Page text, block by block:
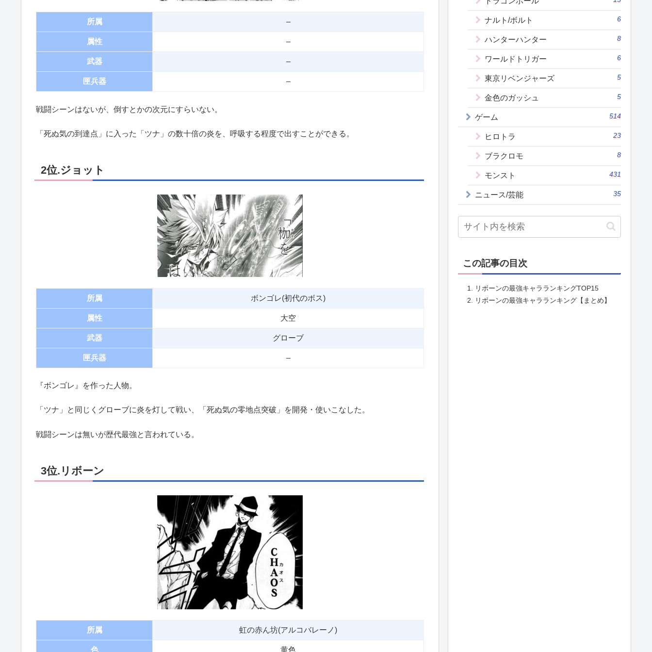
所属 –
属性 –
武器 –
匣兵器 –
戦闘シーンはないが、倒すとかの次元にすらいない。
「死ぬ気の到達点」に入った「ツナ」の数十倍の炎を、呼吸する程度で出すことができる。
2位.ジョット
所属 ボンゴレ(初代のボス)
属性 大空
武器 グローブ
匣兵器 –
『ボンゴレ』を作った人物。
「ツナ」と同じくグローブに炎を灯して戦い、「死ぬ気の零地点突破」を開発・使いこなした。
戦闘シーンは無いが歴代最強と言われている。
3位.リボーン
所属 虹の赤ん坊(アルコバレーノ)
色 黄色
ナルト/ボルト 6
ハンターハンター 8
ワールドトリガー 6
東京リベンジャーズ 5
金色のガッシュ 5
ゲーム 514
ヒロトラ 23
ブラクロモ 8
モンスト 431
ニュース/芸能 35
この記事の目次
リボーンの最強キャラランキングTOP15
リボーンの最強キャラランキング【まとめ】